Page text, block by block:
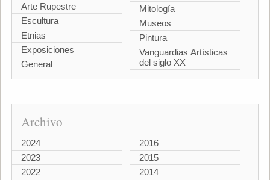
Arte Rupestre
Escultura
Etnias
Exposiciones
General
Mitología
Museos
Pintura
Vanguardias Artísticas
del siglo XX
Archivo
2024
2023
2022
2016
2015
2014